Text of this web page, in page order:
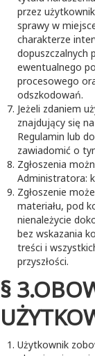
przez
sprawy w
charakterze
dopuszczalnych
ewentualnego
procesowego
odszkodowań.
Jeżeli zdaniem
znajdujący się
Regulamin lub
zawiadomić o
Zgłoszenia
Administratora:
Zgłoszenie
materiału, pod
nienależycie
bez wskazania
treści i
przyszłości.
§
Użytkownik